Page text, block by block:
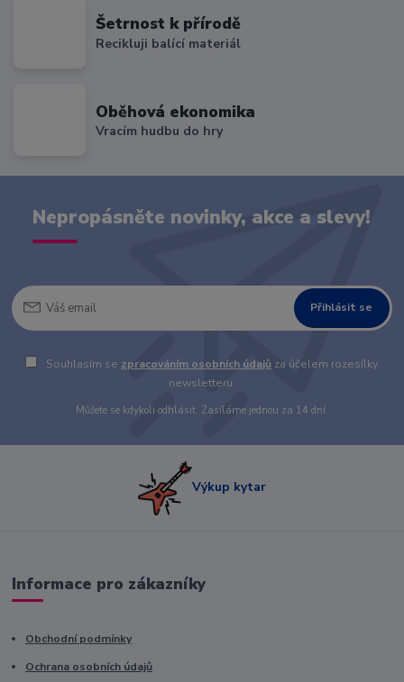
Šetrnost k přírodě
Recikluji balící materiál
Oběhová ekonomika
Vracím hudbu do hry
Nepropásněte novinky, akce a slevy!
Přihlásit se
Souhlasím se zpracováním osobních údajů za účelem rozesílky
newsletteru.
Můžete se kdykoli odhlásit. Zasíláme jednou za 14 dní.
Výkup kytar
Informace pro zákazníky
Obchodní podmínky
Ochrana osobních údajů